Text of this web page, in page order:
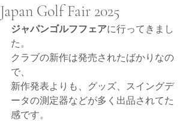
Japan Golf Fair 2025
ジャパンゴルフフェアに行ってきまし
た。
クラブの新作は発売されたばかりなの
で、
新作発表よりも、グッズ、スイングデ
ータの測定器などが多く出品されてた
感です。